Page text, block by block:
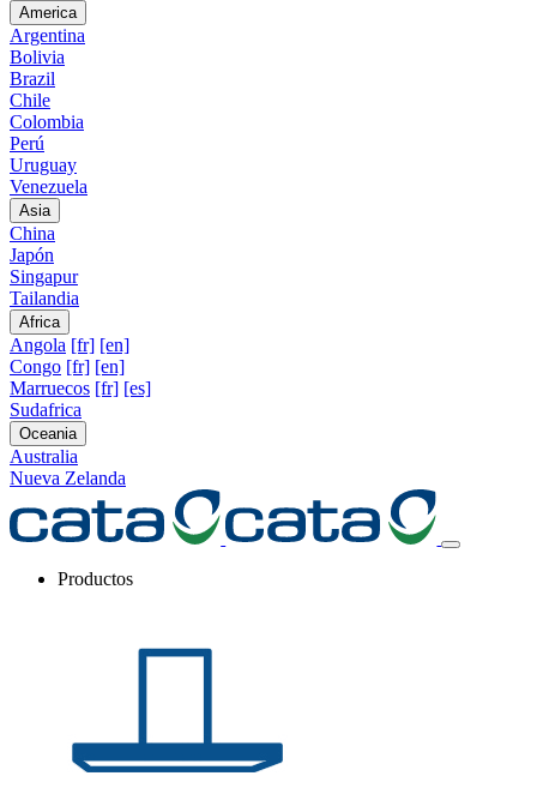
America
Argentina
Bolivia
Brazil
Chile
Colombia
Perú
Uruguay
Venezuela
Asia
China
Japón
Singapur
Tailandia
Africa
Angola [fr] [en]
Congo [fr] [en]
Marruecos [fr] [es]
Sudafrica
Oceania
Australia
Nueva Zelanda
Productos